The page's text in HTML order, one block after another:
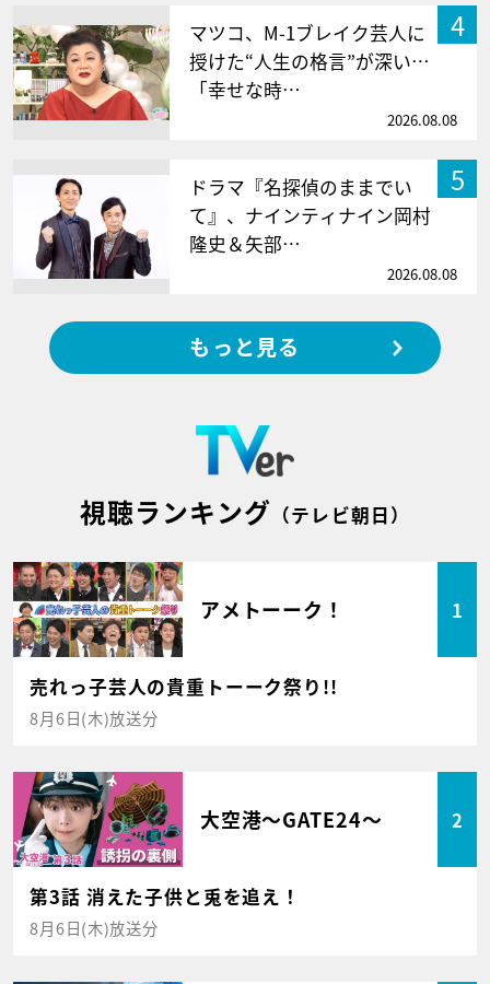
4
マツコ、M-1ブレイク芸人に
授けた“人生の格言”が深い…
「幸せな時…
2026.08.08
5
ドラマ『名探偵のままでい
て』、ナインティナイン岡村
隆史＆矢部…
2026.08.08
もっと見る
視聴ランキング （テレビ朝日）
アメトーーク！ 1
売れっ子芸人の貴重トーーク祭り!!
8月6日(木)放送分
大空港～GATE24～ 2
第3話 消えた子供と兎を追え！
8月6日(木)放送分